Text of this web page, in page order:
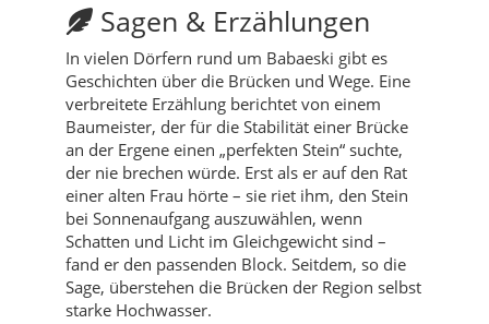
Sagen & Erzählungen
In vielen Dörfern rund um Babaeski gibt es
Geschichten über die Brücken und Wege. Eine
verbreitete Erzählung berichtet von einem
Baumeister, der für die Stabilität einer Brücke
an der Ergene einen „perfekten Stein“ suchte,
der nie brechen würde. Erst als er auf den Rat
einer alten Frau hörte – sie riet ihm, den Stein
bei Sonnenaufgang auszuwählen, wenn
Schatten und Licht im Gleichgewicht sind –
fand er den passenden Block. Seitdem, so die
Sage, überstehen die Brücken der Region selbst
starke Hochwasser.